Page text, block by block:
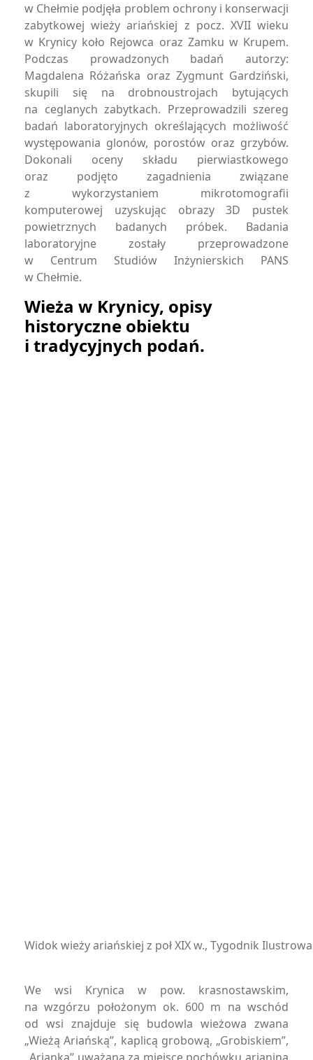
w Chełmie podjęła problem ochrony i konserwacji
zabytkowej wieży ariańskiej z pocz. XVII wieku
w Krynicy koło Rejowca oraz Zamku w Krupem.
Podczas prowadzonych badań autorzy:
Magdalena Różańska oraz Zygmunt Gardziński,
skupili się na drobnoustrojach bytujących
na ceglanych zabytkach. Przeprowadzili szereg
badań laboratoryjnych określających możliwość
występowania glonów, porostów oraz grzybów.
Dokonali oceny składu pierwiastkowego
oraz podjęto zagadnienia związane
z wykorzystaniem mikrotomografii
komputerowej uzyskując obrazy 3D pustek
powietrznych badanych próbek. Badania
laboratoryjne zostały przeprowadzone
w Centrum Studiów Inżynierskich PANS
w Chełmie.
Wieża w Krynicy, opisy
historyczne obiektu
i tradycyjnych podań.
Widok wieży ariańskiej z poł XIX w., Tygodnik
We wsi Krynica w pow. krasnostawskim,
na wzgórzu położonym ok. 600 m na wschód
od wsi znajduje się budowla wieżowa zwana
„Wieżą Ariańską”, kaplicą grobową, „Grobiskiem”,